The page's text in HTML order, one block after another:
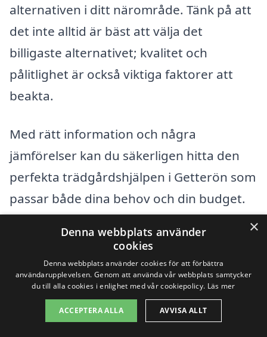
alternativen i ditt närområde. Tänk på att
det inte alltid är bäst att välja det
billigaste alternativet; kvalitet och
pålitlighet är också viktiga faktorer att
beakta.
Med rätt information och några
jämförelser kan du säkerligen hitta den
perfekta trädgårdshjälpen i Getterön som
passar både dina behov och din budget.
Få 3 erbjudanden, gratis och utan
förpliktelser
Sök efter en
×
Denna webbplats använder
cookies
Denna webbplats använder cookies för att förbättra
användarupplevelsen. Genom att använda vår webbplats samtycker
du till alla cookies i enlighet med vår cookiepolicy. Läs mer
ACCEPTERA ALLA AVVISA ALLT